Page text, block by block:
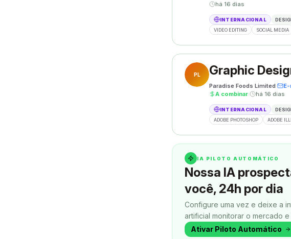
há 16 dias
INTERNACIONAL
VIDEO EDITING
SOCIAL MEDIA
PL Graphic
Paradise Foods Limited·
A combinar· há 16 dias
INTERNACIONAL
ADOBE PHOTOSHOP
ADOBE
IA PILOTO AUTOMÁTICO
Nossa IA
você, 24h por dia
Configure uma vez e deixe a
artificial monitorar o mercado e
contatos enquanto você faz
Ativar Piloto Automático